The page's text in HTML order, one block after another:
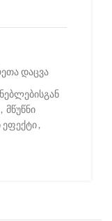
დაცვა
, მწუწნი
ეფექტი,